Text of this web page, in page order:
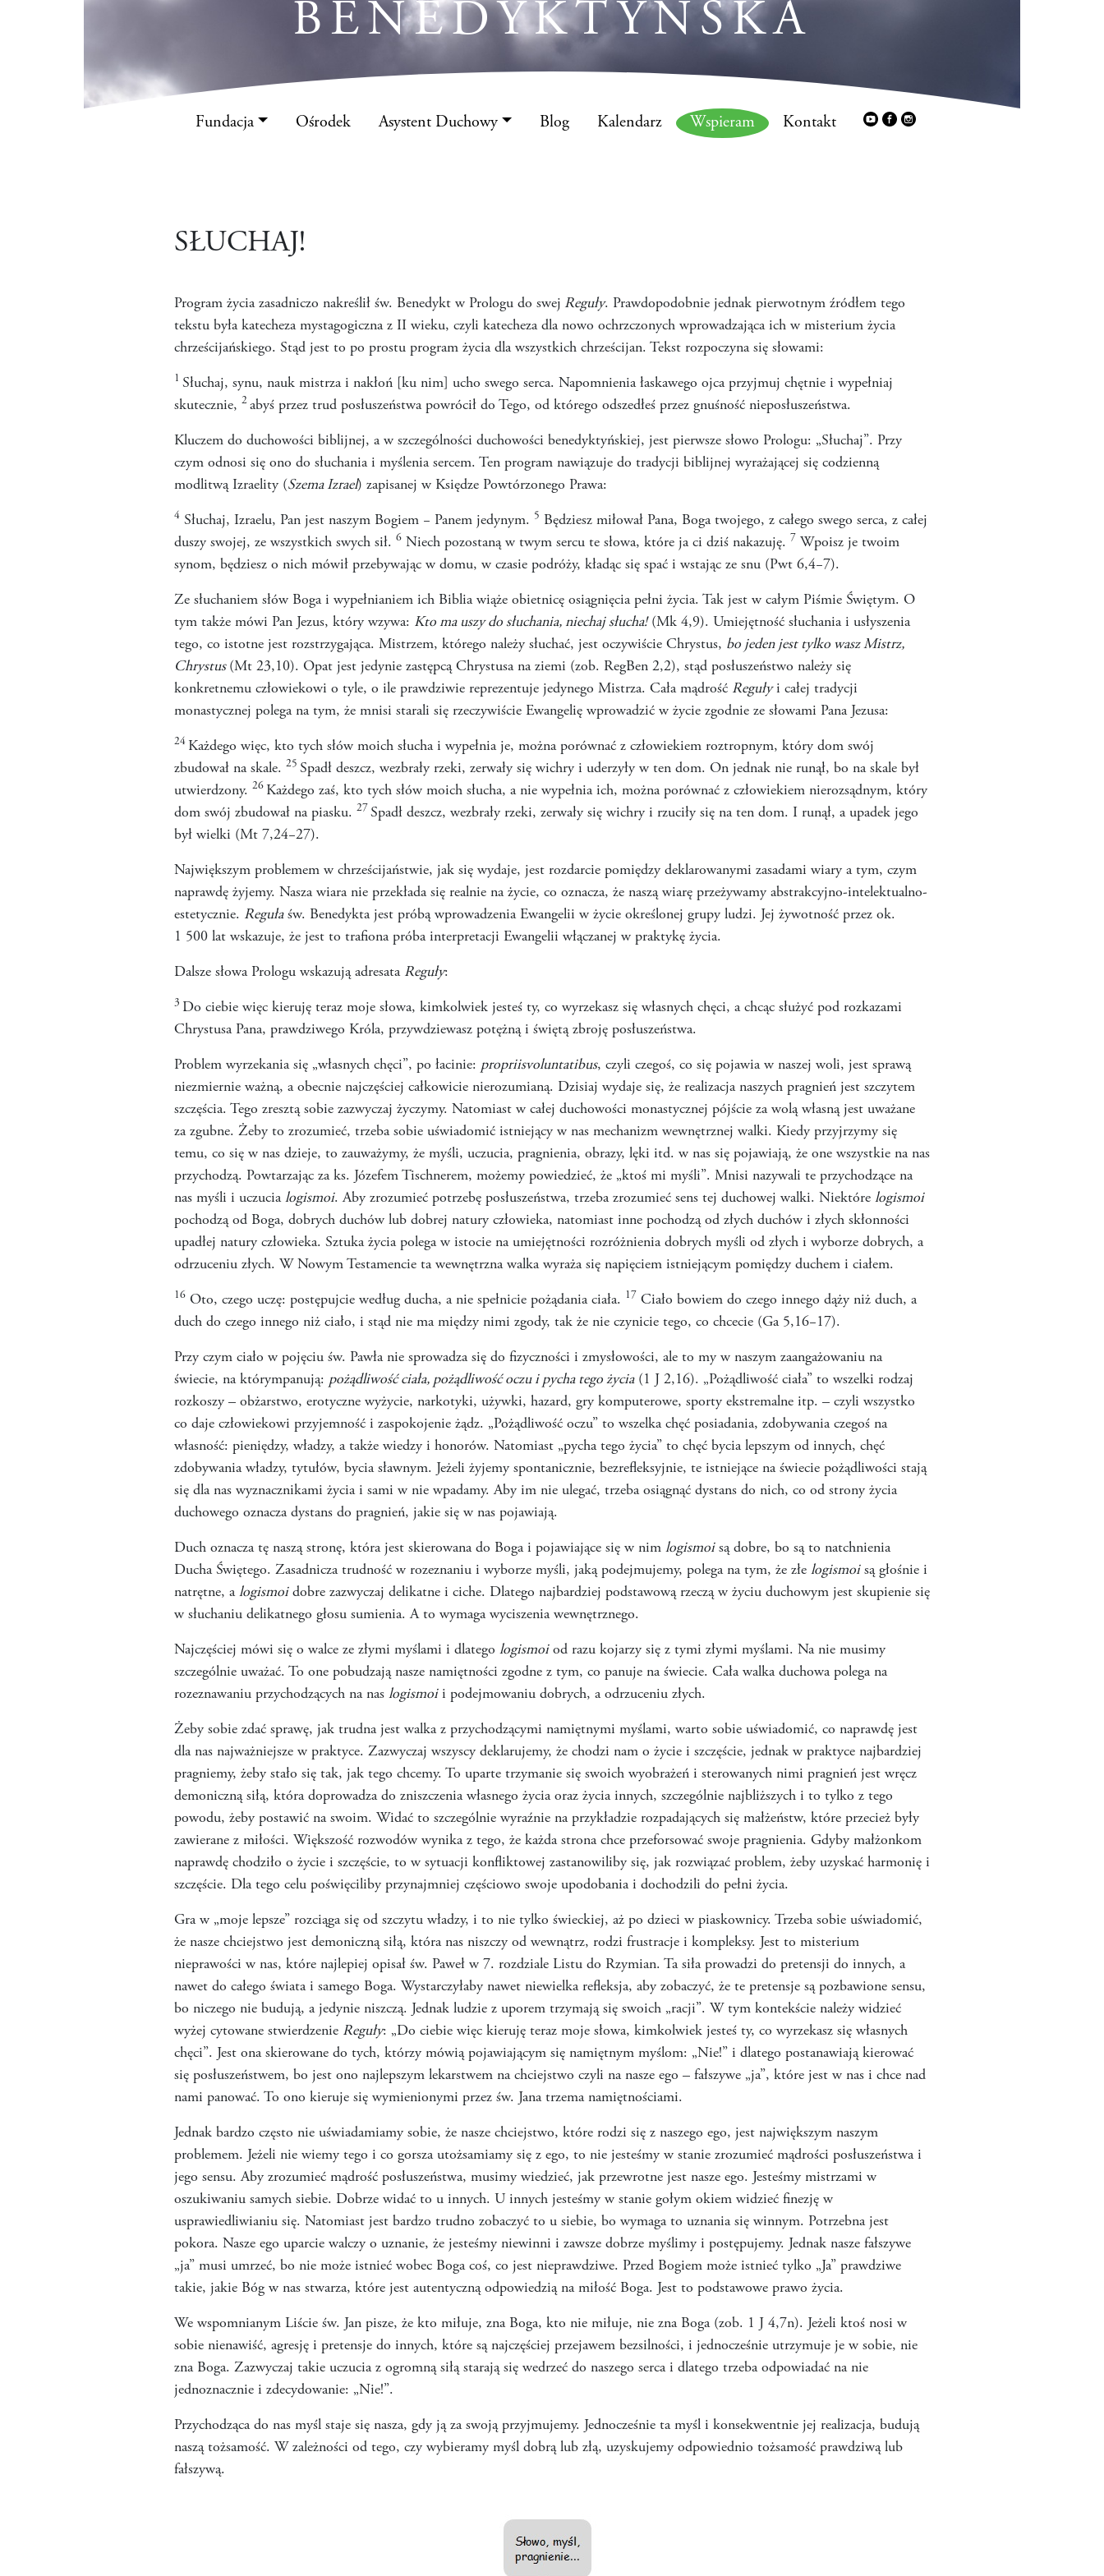
BENEDYKTYŃSKA
Fundacja Ośrodek Asystent Duchowy Blog Kalendarz Wspieram Kontakt
SŁUCHAJ!
Program życia zasadniczo nakreślił św. Benedykt w Prologu do swej Reguły. Prawdopodobnie jednak pierwotnym źródłem tego
tekstu była katecheza mystagogiczna z II wieku, czyli katecheza dla nowo ochrzczonych wprowadzająca ich w misterium życia
chrześcijańskiego. Stąd jest to po prostu program życia dla wszystkich chrześcijan. Tekst rozpoczyna się słowami:
1 Słuchaj, synu, nauk mistrza i nakłoń [ku nim] ucho swego serca. Napomnienia łaskawego ojca przyjmuj chętnie i wypełniaj
skutecznie, 2 abyś przez trud posłuszeństwa powrócił do Tego, od którego odszedłeś przez gnuśność nieposłuszeństwa.
Kluczem do duchowości biblijnej, a w szczególności duchowości benedyktyńskiej, jest pierwsze słowo Prologu: „Słuchaj”. Przy
czym odnosi się ono do słuchania i myślenia sercem. Ten program nawiązuje do tradycji biblijnej wyrażającej się codzienną
modlitwą Izraelity (Szema Izrael) zapisanej w Księdze Powtórzonego Prawa:
4 Słuchaj, Izraelu, Pan jest naszym Bogiem − Panem jedynym. 5 Będziesz miłował Pana, Boga twojego, z całego swego serca, z całej
duszy swojej, ze wszystkich swych sił. 6 Niech pozostaną w twym sercu te słowa, które ja ci dziś nakazuję. 7 Wpoisz je twoim
synom, będziesz o nich mówił przebywając w domu, w czasie podróży, kładąc się spać i wstając ze snu (Pwt 6,4−7).
Ze słuchaniem słów Boga i wypełnianiem ich Biblia wiąże obietnicę osiągnięcia pełni życia. Tak jest w całym Piśmie Świętym. O
tym także mówi Pan Jezus, który wzywa: Kto ma uszy do słuchania, niechaj słucha!(Mk 4,9). Umiejętność słuchania i usłyszenia
tego, co istotne jest rozstrzygająca. Mistrzem, którego należy słuchać, jest oczywiście Chrystus, bo jeden jest tylko wasz Mistrz,
Chrystus (Mt 23,10). Opat jest jedynie zastępcą Chrystusa na ziemi (zob. RegBen 2,2), stąd posłuszeństwo należy się
konkretnemu człowiekowi o tyle, o ile prawdziwie reprezentuje jedynego Mistrza. Cała mądrość Regułyi całej tradycji
monastycznej polega na tym, że mnisi starali się rzeczywiście Ewangelię wprowadzić w życie zgodnie ze słowami Pana Jezusa:
24 Każdego więc, kto tych słów moich słucha i wypełnia je, można porównać z człowiekiem roztropnym, który dom swój
zbudował na skale. 25 Spadł deszcz, wezbrały rzeki, zerwały się wichry i uderzyły w ten dom. On jednak nie runął, bo na skale był
utwierdzony. 26 Każdego zaś, kto tych słów moich słucha, a nie wypełnia ich, można porównać z człowiekiem nierozsądnym, który
dom swój zbudował na piasku. 27 Spadł deszcz, wezbrały rzeki, zerwały się wichry i rzuciły się na ten dom. I runął, a upadek jego
był wielki (Mt 7,24−27).
Największym problemem w chrześcijaństwie, jak się wydaje, jest rozdarcie pomiędzy deklarowanymi zasadami wiary a tym, czym
naprawdę żyjemy. Nasza wiara nie przekłada się realnie na życie, co oznacza, że naszą wiarę przeżywamy abstrakcyjno-intelektualno-
estetycznie. Regułaśw. Benedykta jest próbą wprowadzenia Ewangelii w życie określonej grupy ludzi. Jej żywotność przez ok.
1 500 lat wskazuje, że jest to trafiona próba interpretacji Ewangelii włączanej w praktykę życia.
Dalsze słowa Prologu wskazują adresata Reguły:
3 Do ciebie więc kieruję teraz moje słowa, kimkolwiek jesteś ty, co wyrzekasz się własnych chęci, a chcąc służyć pod rozkazami
Chrystusa Pana, prawdziwego Króla, przywdziewasz potężną i świętą zbroję posłuszeństwa.
Problem wyrzekania się „własnych chęci”, po łacinie: propriisvoluntatibus, czyli czegoś, co się pojawia w naszej woli, jest sprawą
niezmiernie ważną, a obecnie najczęściej całkowicie nierozumianą. Dzisiaj wydaje się, że realizacja naszych pragnień jest szczytem
szczęścia. Tego zresztą sobie zazwyczaj życzymy. Natomiast w całej duchowości monastycznej pójście za wolą własną jest uważane
za zgubne. Żeby to zrozumieć, trzeba sobie uświadomić istniejący w nas mechanizm wewnętrznej walki. Kiedy przyjrzymy się
temu, co się w nas dzieje, to zauważymy, że myśli, uczucia, pragnienia, obrazy, lęki itd. w nas się pojawiają, że one wszystkie na nas
przychodzą. Powtarzając za ks. Józefem Tischnerem, możemy powiedzieć, że „ktoś mi myśli”. Mnisi nazywali te przychodzące na
nas myśli i uczucia logismoi. Aby zrozumieć potrzebę posłuszeństwa, trzeba zrozumieć sens tej duchowej walki. Niektóre logismoi
pochodzą od Boga, dobrych duchów lub dobrej natury człowieka, natomiast inne pochodzą od złych duchów i złych skłonności
upadłej natury człowieka. Sztuka życia polega w istocie na umiejętności rozróżnienia dobrych myśli od złych i wyborze dobrych, a
odrzuceniu złych. W Nowym Testamencie ta wewnętrzna walka wyraża się napięciem istniejącym pomiędzy duchem i ciałem.
16 Oto, czego uczę: postępujcie według ducha, a nie spełnicie pożądania ciała. 17 Ciało bowiem do czego innego dąży niż duch, a
duch do czego innego niż ciało, i stąd nie ma między nimi zgody, tak że nie czynicie tego, co chcecie (Ga 5,16−17).
Przy czym ciało w pojęciu św. Pawła nie sprowadza się do fizyczności i zmysłowości, ale to my w naszym zaangażowaniu na
świecie, na którympanują: pożądliwość ciała, pożądliwość oczu i pycha tego życia(1 J 2,16). „Pożądliwość ciała” to wszelki rodzaj
rozkoszy – obżarstwo, erotyczne wyżycie, narkotyki, używki, hazard, gry komputerowe, sporty ekstremalne itp. – czyli wszystko
co daje człowiekowi przyjemność i zaspokojenie żądz. „Pożądliwość oczu” to wszelka chęć posiadania, zdobywania czegoś na
własność: pieniędzy, władzy, a także wiedzy i honorów. Natomiast „pycha tego życia” to chęć bycia lepszym od innych, chęć
zdobywania władzy, tytułów, bycia sławnym. Jeżeli żyjemy spontanicznie, bezrefleksyjnie, te istniejące na świecie pożądliwości stają
się dla nas wyznacznikami życia i sami w nie wpadamy. Aby im nie ulegać, trzeba osiągnąć dystans do nich, co od strony życia
duchowego oznacza dystans do pragnień, jakie się w nas pojawiają.
Duch oznacza tę naszą stronę, która jest skierowana do Boga i pojawiające się w nim logismoisą dobre, bo są to natchnienia
Ducha Świętego. Zasadnicza trudność w rozeznaniu i wyborze myśli, jaką podejmujemy, polega na tym, że złe logismoisą głośnie i
natrętne, a logismoidobre zazwyczaj delikatne i ciche. Dlatego najbardziej podstawową rzeczą w życiu duchowym jest skupienie się
w słuchaniu delikatnego głosu sumienia. A to wymaga wyciszenia wewnętrznego.
Najczęściej mówi się o walce ze złymi myślami i dlatego logismoiod razu kojarzy się z tymi złymi myślami. Na nie musimy
szczególnie uważać. To one pobudzają nasze namiętności zgodne z tym, co panuje na świecie. Cała walka duchowa polega na
rozeznawaniu przychodzących na nas logismoii podejmowaniu dobrych, a odrzuceniu złych.
Żeby sobie zdać sprawę, jak trudna jest walka z przychodzącymi namiętnymi myślami, warto sobie uświadomić, co naprawdę jest
dla nas najważniejsze w praktyce. Zazwyczaj wszyscy deklarujemy, że chodzi nam o życie i szczęście, jednak w praktyce najbardziej
pragniemy, żeby stało się tak, jak tego chcemy. To uparte trzymanie się swoich wyobrażeń i sterowanych nimi pragnień jest wręcz
demoniczną siłą, która doprowadza do zniszczenia własnego życia oraz życia innych, szczególnie najbliższych i to tylko z tego
powodu, żeby postawić na swoim. Widać to szczególnie wyraźnie na przykładzie rozpadających się małżeństw, które przecież były
zawierane z miłości. Większość rozwodów wynika z tego, że każda strona chce przeforsować swoje pragnienia. Gdyby małżonkom
naprawdę chodziło o życie i szczęście, to w sytuacji konfliktowej zastanowiliby się, jak rozwiązać problem, żeby uzyskać harmonię i
szczęście. Dla tego celu poświęciliby przynajmniej częściowo swoje upodobania i dochodzili do pełni życia.
Gra w „moje lepsze” rozciąga się od szczytu władzy, i to nie tylko świeckiej, aż po dzieci w piaskownicy. Trzeba sobie uświadomić,
że nasze chciejstwo jest demoniczną siłą, która nas niszczy od wewnątrz, rodzi frustracje i kompleksy. Jest to misterium
nieprawości w nas, które najlepiej opisał św. Paweł w 7. rozdziale Listu do Rzymian. Ta siła prowadzi do pretensji do innych, a
nawet do całego świata i samego Boga. Wystarczyłaby nawet niewielka refleksja, aby zobaczyć, że te pretensje są pozbawione sensu,
bo niczego nie budują, a jedynie niszczą. Jednak ludzie z uporem trzymają się swoich „racji”. W tym kontekście należy widzieć
wyżej cytowane stwierdzenie Reguły: „Do ciebie więc kieruję teraz moje słowa, kimkolwiek jesteś ty, co wyrzekasz się własnych
chęci”. Jest ona skierowane do tych, którzy mówią pojawiającym się namiętnym myślom: „Nie!” i dlatego postanawiają kierować
się posłuszeństwem, bo jest ono najlepszym lekarstwem na chciejstwo czyli na nasze ego – fałszywe „ja”, które jest w nas i chce nad
nami panować. To ono kieruje się wymienionymi przez św. Jana trzema namiętnościami.
Jednak bardzo często nie uświadamiamy sobie, że nasze chciejstwo, które rodzi się z naszego ego, jest największym naszym
problemem. Jeżeli nie wiemy tego i co gorsza utożsamiamy się z ego, to nie jesteśmy w stanie zrozumieć mądrości posłuszeństwa i
jego sensu. Aby zrozumieć mądrość posłuszeństwa, musimy wiedzieć, jak przewrotne jest nasze ego. Jesteśmy mistrzami w
oszukiwaniu samych siebie. Dobrze widać to u innych. U innych jesteśmy w stanie gołym okiem widzieć finezję w
usprawiedliwianiu się. Natomiast jest bardzo trudno zobaczyć to u siebie, bo wymaga to uznania się winnym. Potrzebna jest
pokora. Nasze ego uparcie walczy o uznanie, że jesteśmy niewinni i zawsze dobrze myślimy i postępujemy. Jednak nasze fałszywe
„ja” musi umrzeć, bo nie może istnieć wobec Boga coś, co jest nieprawdziwe. Przed Bogiem może istnieć tylko „Ja” prawdziwe
takie, jakie Bóg w nas stwarza, które jest autentyczną odpowiedzią na miłość Boga. Jest to podstawowe prawo życia.
We wspomnianym Liście św. Jan pisze, że kto miłuje, zna Boga, kto nie miłuje, nie zna Boga (zob. 1 J 4,7n). Jeżeli ktoś nosi w
sobie nienawiść, agresję i pretensje do innych, które są najczęściej przejawem bezsilności, i jednocześnie utrzymuje je w sobie, nie
zna Boga. Zazwyczaj takie uczucia z ogromną siłą starają się wedrzeć do naszego serca i dlatego trzeba odpowiadać na nie
jednoznacznie i zdecydowanie: „Nie!”.
Przychodząca do nas myśl staje się nasza, gdy ją za swoją przyjmujemy. Jednocześnie ta myśl i konsekwentnie jej realizacja, budują
naszą tożsamość. W zależności od tego, czy wybieramy myśl dobrą lub złą, uzyskujemy odpowiednio tożsamość prawdziwą lub
fałszywą.